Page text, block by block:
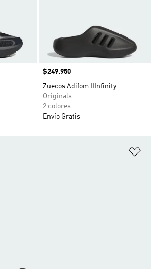
Precio
$249.950
Zuecos Adifom IIInfinity
Originals
2 colores
Envío Gratis